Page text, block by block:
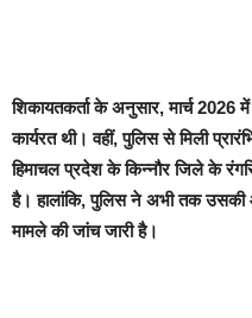
शिकायतकर्ता के अनुसार, मार्च
कार्यरत थी। वहीं, पुलिस से मिली
हिमाचल प्रदेश के किन्नौर जिले के
है। हालांकि, पुलिस ने अभी तक उसकी
मामले की जांच जारी है।